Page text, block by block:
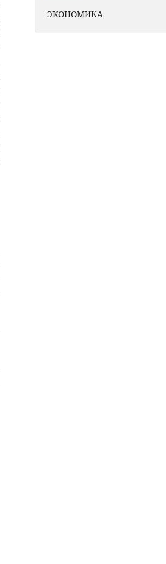
ЭКОНОМИКА